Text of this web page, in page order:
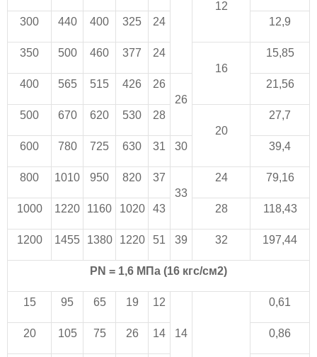
12
300 440 400 325 24 12,9
350 500 460 377
24
16
15,85
400 565 515 426
26
26
21,56
500 670 620 530
28
20
27,7
600 780 725 630 31 30 39,4
800 1010 950 820
37
33
24 79,16
1000 1220 1160 1020 43 28 118,43
1200 1455 1380 1220 51 39 32 197,44
PN = 1,6 МПа (16 кгс/см2)
15 95 65 19 12
14
0,61
20 105 75 26 14 0,86